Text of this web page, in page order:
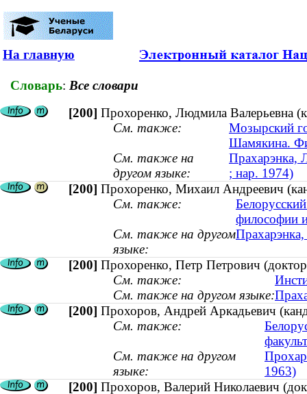
На главную
Словарь: Все словари
[200] Прохоренко, Людмила Валерьевна
См. также:
Мозырский
Шамякина.
См. также на
другом языке:
Прахарэнка,
; нар. 1974)
[200] Прохоренко, Михаил Андреевич
См. также:
философии
См. также на другом
языке:
[200] Прохоренко, Петр Петрович
См. также:
См. также на другом языке:
[200] Прохоров, Андрей Аркадьевич
См. также:
См. также на другом
языке:
1963)
[200] Прохоров, Валерий Николаевич